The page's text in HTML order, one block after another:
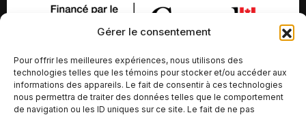
Gérer le consentement
Pour offrir les meilleures expériences, nous utilisons des
technologies telles que les témoins pour stocker et/ou accéder aux
informations des appareils. Le fait de consentir à ces technologies
nous permettra de traiter des données telles que le comportement
de navigation ou les ID uniques sur ce site. Le fait de ne pas